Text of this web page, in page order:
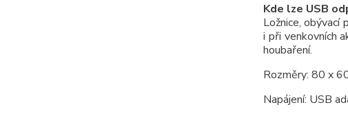
Kde lze USB
Ložnice, obývací
i při venkovních
houbaření.
Rozměry: 80 x
Napájení: USB